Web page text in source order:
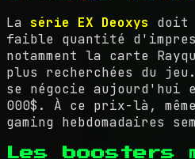
La série EX Deoxys doit
faible quantité
notamment la carte
plus recherchées du
se négocie aujourd'hui
000$. À ce prix-là,
gaming hebdomadaires
Les boosters